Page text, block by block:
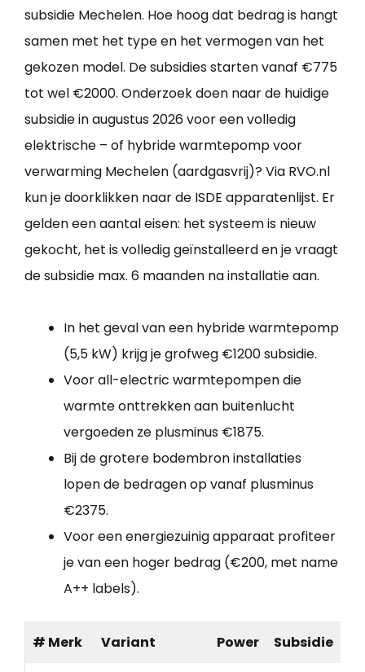
subsidie Mechelen. Hoe hoog dat bedrag is hangt
samen met het type en het vermogen van het
gekozen model. De subsidies starten vanaf €775
tot wel €2000. Onderzoek doen naar de huidige
subsidie in augustus 2026 voor een volledig
elektrische – of hybride warmtepomp voor
verwarming Mechelen (aardgasvrij)? Via RVO.nl
kun je doorklikken naar de ISDE apparatenlijst. Er
gelden een aantal eisen: het systeem is nieuw
gekocht, het is volledig geïnstalleerd en je vraagt
de subsidie max. 6 maanden na installatie aan.
In het geval van een hybride warmtepomp
(5,5 kW) krijg je grofweg €1200 subsidie.
Voor all-electric warmtepompen die
warmte onttrekken aan buitenlucht
vergoeden ze plusminus €1875.
Bij de grotere bodembron installaties
lopen de bedragen op vanaf plusminus
€2375.
Voor een energiezuinig apparaat profiteer
je van een hoger bedrag (€200, met name
A++ labels).
# Merk Variant Power Subsidie